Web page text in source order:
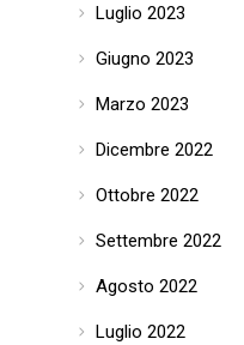
Luglio 2023
Giugno 2023
Marzo 2023
Dicembre 2022
Ottobre 2022
Settembre 2022
Agosto 2022
Luglio 2022